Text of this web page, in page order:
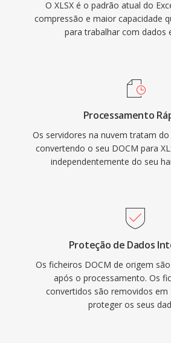
O XLSX é o padrão atual do
compressão e maior capacidade
para trabalhar com dados
Processamento
Os servidores na nuvem tratam
convertendo o seu DOCM para
independentemente do seu
Proteção de Dados
Os ficheiros DOCM de origem
após o processamento. Os
convertidos são removidos em
proteger os seus